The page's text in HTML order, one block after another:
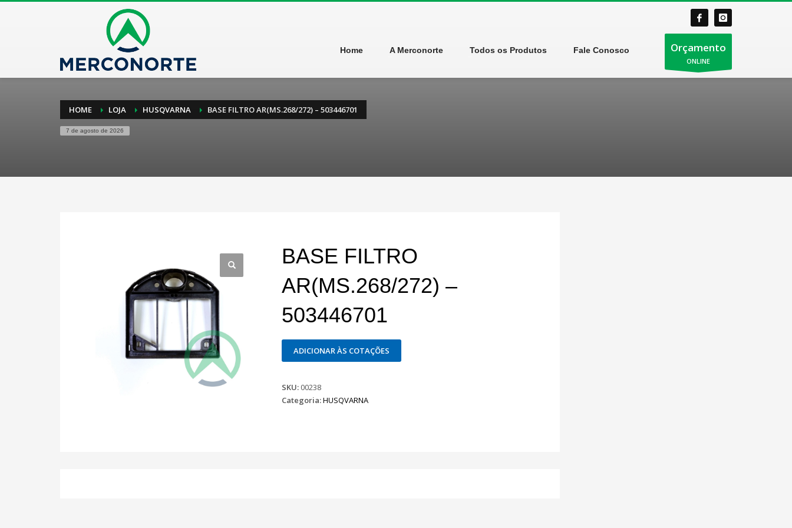
Home A Merconorte Todos os Produtos Fale Conosco Orçamento
ONLINE
HOME LOJA HUSQVARNA BASE FILTRO AR(MS.268/272) – 503446701
7 de agosto de 2026
BASE FILTRO
AR(MS.268/272) –
503446701
ADICIONAR ÀS COTAÇÕES
SKU: 00238
Categoria:HUSQVARNA